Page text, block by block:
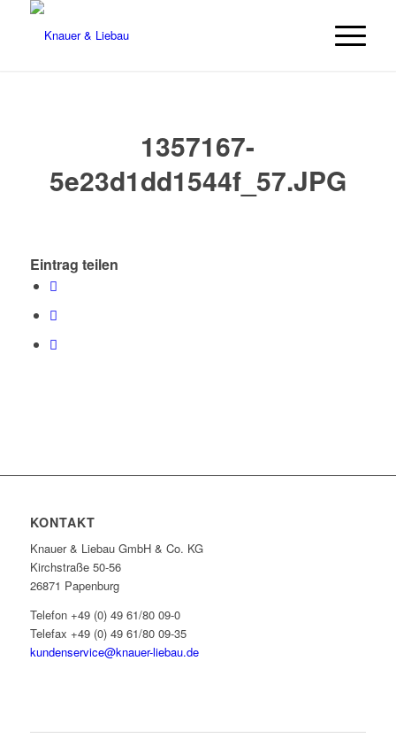
1357167-
5e23d1dd1544f_57.JPG
Eintrag teilen
KONTAKT
Knauer & Liebau GmbH & Co. KG
Kirchstraße 50-56
26871 Papenburg
Telefon +49 (0) 49 61/80 09-0
Telefax +49 (0) 49 61/80 09-35
kundenservice@knauer-liebau.de